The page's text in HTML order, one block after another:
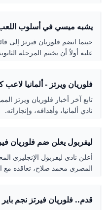
يشبه ميسي في أسلوب
نادي باير ليفركوزن الحالي؟!
حينما انضم فلوريان فيرتز إلى
عليه أولاً أن يختتم المرحلة
فلوريان ويرتز - ألمانيا لاعب كرة قدم
تابع آخر أخبار فلوريان ويرتز
نادي ألمانيا، وأهدافه، وإنجازاته.
ليفربول يعلن ضم فلوريان
ليفركوزن - اليوم السابع
أعلن نادي ليفربول الإنجليزي
المصري محمد صلاح، تعاقده مع
قدم.. فلوريان فيرتز نجم